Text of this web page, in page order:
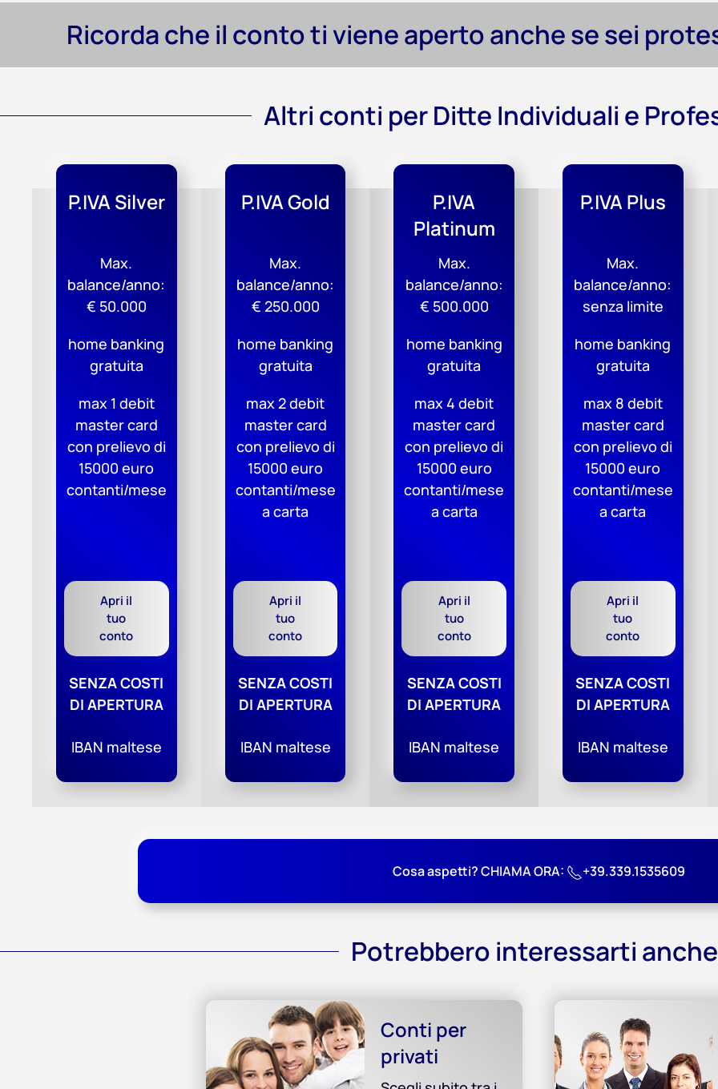
Ricorda che il conto ti viene aperto anche se sei
Altri conti per Ditte Individuali e
P.IVA Silver
Max.
balance/anno:
€ 50.000
home banking
gratuita
max 1 debit
master card
con prelievo di
15000 euro
contanti/mese
Apri il
tuo
conto
SENZA COSTI
DI APERTURA
IBAN maltese
P.IVA Gold
Max.
balance/anno:
€ 250.000
home banking
gratuita
max 2 debit
master card
con prelievo di
15000 euro
contanti/mese
a carta
Apri il
tuo
conto
SENZA COSTI
DI APERTURA
IBAN maltese
P.IVA
Platinum
Max.
balance/anno:
€ 500.000
home banking
gratuita
max 4 debit
master card
con prelievo di
15000 euro
contanti/mese
a carta
Apri il
tuo
conto
SENZA COSTI
DI APERTURA
IBAN maltese
P.IVA Plus
Max.
balance/anno:
senza limite
home banking
gratuita
max 8 debit
master card
con prelievo di
15000 euro
contanti/mese
a carta
Apri il
tuo
conto
SENZA COSTI
DI APERTURA
IBAN maltese
Cosa aspetti? CHIAMA ORA: +39.339.1535609
Potrebbero interessarti
Conti per
privati